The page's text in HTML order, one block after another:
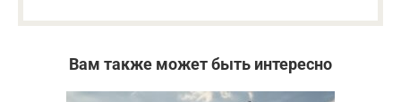
Вам также может быть интересно